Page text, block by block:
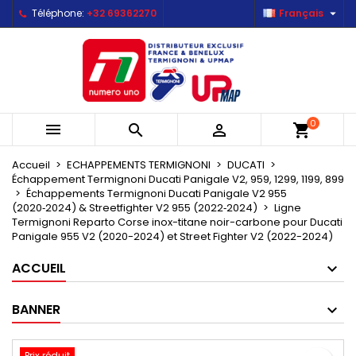
Téléphone: +32 69362270 Français 
   shopping_cart0
Accueil ECHAPPEMENTS TERMIGNONI
DUCATI
Échappement Termignoni Ducati Panigale V2, 959, 1299, 1199, 899
Échappements Termignoni Ducati Panigale V2 955
(2020‑2024) & Streetfighter V2 955 (2022‑2024)
Ligne
Termignoni Reparto Corse inox-titane noir-carbone pour Ducati
Panigale 955 V2 (2020-2024) et Street Fighter V2 (2022-2024)
ACCUEIL
BANNER
Mes listes d'envies ×
Créer une nouvelle liste
Créer une liste d'envies ×
Nom de la liste d'envies
Connexion ×
Vous devez être connecté pour ajouter des produits
à votre liste d'envies.
Annuler Connexion